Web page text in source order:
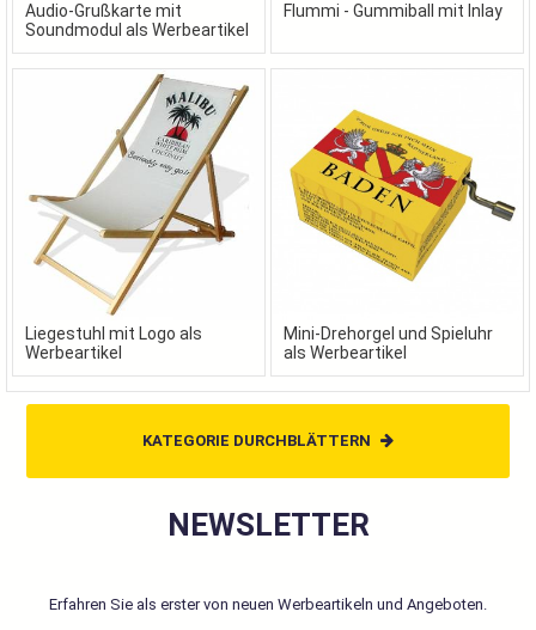
Audio-Grußkarte mit
Soundmodul als Werbeartikel
Flummi - Gummiball mit Inlay
Liegestuhl mit Logo als
Werbeartikel
Mini-Drehorgel und Spieluhr
als Werbeartikel
KATEGORIE DURCHBLÄTTERN
NEWSLETTER
Erfahren Sie als erster von neuen Werbeartikeln und Angeboten.